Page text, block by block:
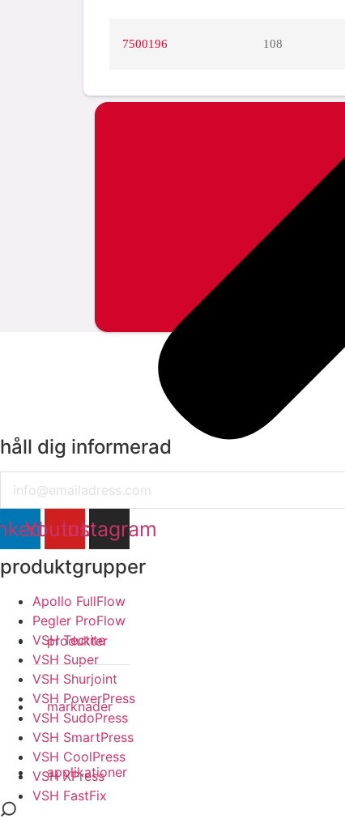
produkter
marknader
applikationer
7500196 108
håll dig informerad
Youtube
Instagram
produktgrupper
Apollo FullFlow
Pegler ProFlow
VSH Tectite
VSH Super
VSH Shurjoint
VSH PowerPress
VSH SudoPress
VSH SmartPress
VSH CoolPress
VSH XPress
VSH FastFix